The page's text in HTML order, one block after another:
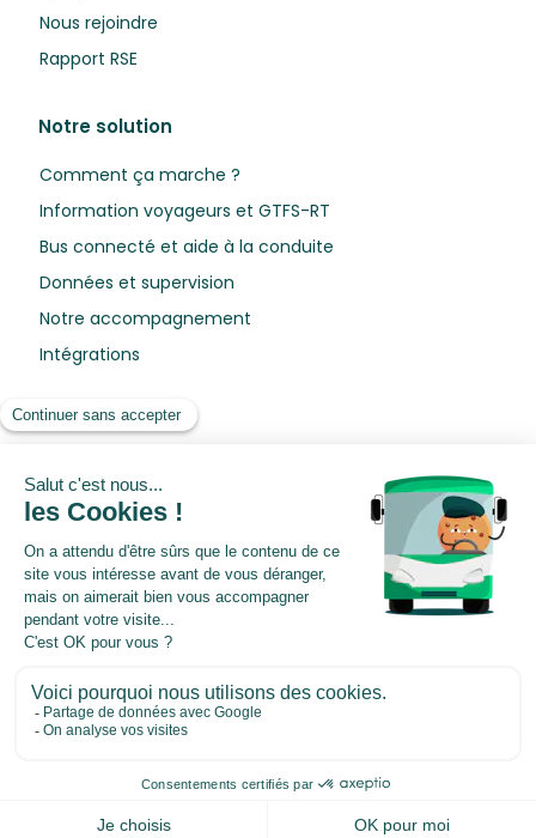
Nous rejoindre
Rapport RSE
Notre solution
Comment ça marche ?
Information voyageurs et GTFS-RT
Bus connecté et aide à la conduite
Données et supervision
Notre accompagnement
Intégrations
Ressources
Livres blancs
Webinars
Centre de préférences
©2026 Pysae. All rights reserved. Mentions légales
générales de vente|Politique de protection des données
personnelles